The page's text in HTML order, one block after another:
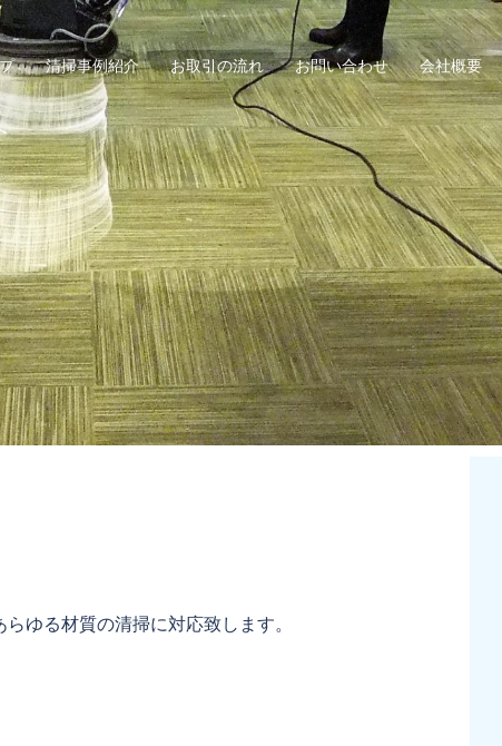
清掃事例紹介 お取引の流れ お問い合わせ 会社概要
ゆる材質の清掃に対応致します。